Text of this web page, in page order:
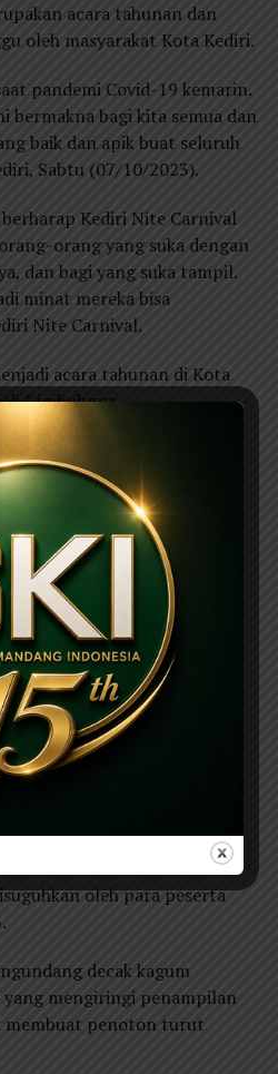
acara tahunan dan
oleh masyarakat Kota Kediri.
pandemi Covid-19 kemarin.
bermakna bagi kita semua dan
baik dan apik buat seluruh
Sabtu (07/10/2023).
Kediri Nite Carnival
orang yang suka dengan
dan bagi yang suka tampil.
minat mereka bisa
Nite Carnival.
acara tahunan di Kota
imbuhnya.
mengucapkan terima
dari luar kota yang bersedia
juga dengan peserta Kediri
penampilan
ini.
Solo Batik Carnival,
Nganjuk, Kabupaten
Tulungagung,
Sumenep,
Madiun, Kota Batu,
Pamekasan.
Bakar saat memberi salam
kostum menarik serta cerita
oleh para peserta
decak kagum
mengiringi penampilan
membuat penoton turut